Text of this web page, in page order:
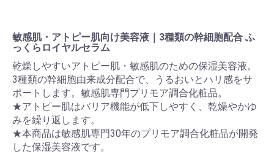
敏感肌・アトピー肌向け美容液｜3種類の幹細胞配合 ふ
っくらロイヤルセラム
乾燥しやすいアトピー肌・敏感肌のための保湿美容液。
3種類の幹細胞由来成分配合で、うるおいとハリ感をサ
ポートします。敏感肌専門プリモア調合化粧品。
★アトピー肌はバリア機能が低下しやすく、乾燥やかゆ
みを繰り返します。
★本商品は敏感肌専門30年のプリモア調合化粧品が開発
した保湿美容液です。